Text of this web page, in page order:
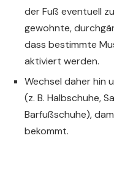
der Fuß eventuell
gewohnte,
dass bestimmte
aktiviert werden.
Wechsel daher hin
(z. B. Halbschuhe,
Barfußschuhe),
bekommt.